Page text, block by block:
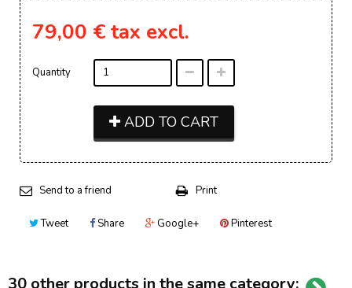
79,00 € tax excl.
Quantity
ADD TO CART
Send to a friend Print
Tweet Share Google+ Pinterest
30 other products in the same category: